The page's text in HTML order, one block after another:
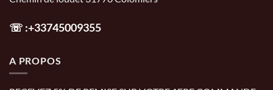
☏ :+33745009355
A PROPOS